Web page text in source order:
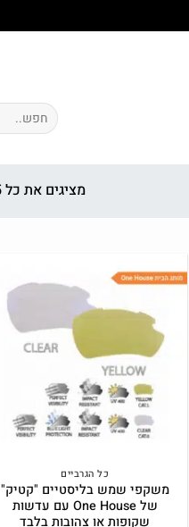
חיפוש
עבור:
מציגים את כל ⁦5⁩ התוצאות
כל הגרביים
משקפי שמש בליסטיים "קטיק"
של One House עם עדשות
שקופות או צהובות בלבד